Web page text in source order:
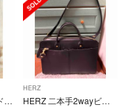
HERZ ボナールハンドバッグ
HERZ
HERZ 二本手2wayビジネスバッグ（BW-20）